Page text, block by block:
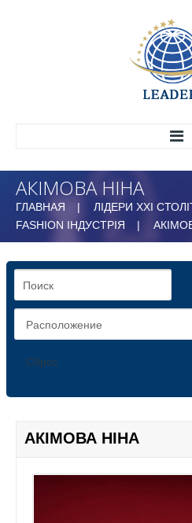
ПРО
ІСТОРІЯ
СТРУКТУРА
ВСЕУКРАЇНСЬКИЙ
ЦЕНТР
ФОТОГАЛЕРЕЯ
ЗМІ ПРО АСАМБЛЕЮ
АКІМОВА НІНА
ГЛАВНАЯ
ЛІДЕРИ ХХІ
FASHION ІНДУСТРІЯ
Сброс
АКІМОВА НІНА